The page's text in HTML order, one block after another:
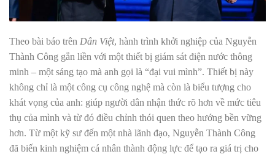
Theo bài báo trên Dân Việt, hành trình khởi nghiệp của Nguyễn
Thành Công gắn liền với một thiết bị giám sát điện nước thông
minh – một sáng tạo mà anh gọi là “đại vui mình”. Thiết bị này
không chỉ là một công cụ công nghệ mà còn là biểu tượng cho
khát vọng của anh: giúp người dân nhận thức rõ hơn về mức tiêu
thụ của mình và từ đó điều chỉnh thói quen theo hướng bền vững
hơn. Từ một kỹ sư đến một nhà lãnh đạo, Nguyễn Thành Công
đã biến kinh nghiệm cá nhân thành động lực để tạo ra giá trị cho